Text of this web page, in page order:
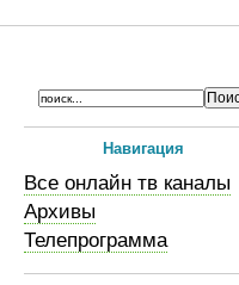
Навигация
Все онлайн тв каналы
Архивы
Телепрограмма